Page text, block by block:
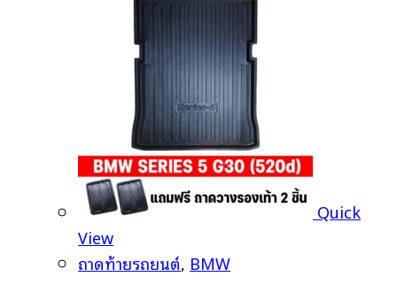
Quick
View
ถาดท้ายรถยนต์, BMW